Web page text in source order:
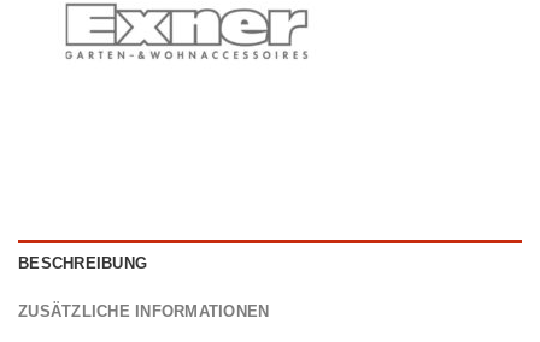
BESCHREIBUNG
ZUSÄTZLICHE INFORMATIONEN